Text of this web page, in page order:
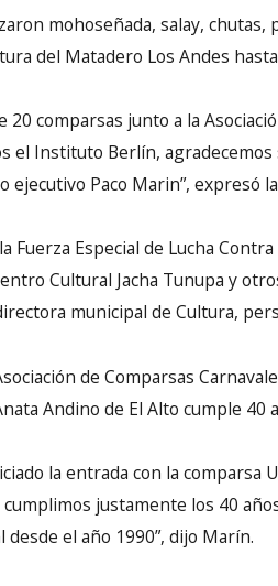
mohoseñada, salay,
del Matadero Los Andes
20 comparsas junto a la
el Instituto Berlín,
Paco Marin”, expresó
Fuerza Especial de Lucha
Cultural Jacha Tunupa y
municipal de Cultura,
de Comparsas
Andino de El Alto cumple 40
la entrada con la
justamente los 40
el año 1990”, dijo Marín.